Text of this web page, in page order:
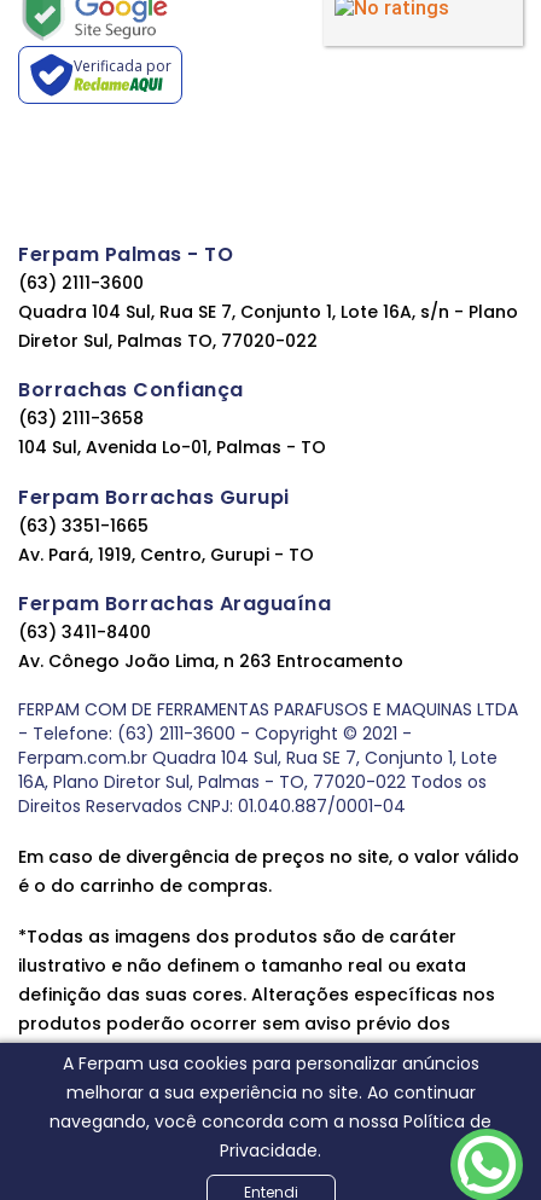
A Ferpam usa cookies para personalizar anúncios
melhorar a sua experiência no site. Ao continuar
navegando, você concorda com a nossa Política de
Privacidade.
Entendi
Verificada por
Ferpam Palmas - TO
(63) 2111-3600
Quadra 104 Sul, Rua SE 7, Conjunto 1, Lote 16A, s/n - Plano
Diretor Sul, Palmas TO, 77020-022
Borrachas Confiança
(63) 2111-3658
104 Sul, Avenida Lo-01, Palmas - TO
Ferpam Borrachas Gurupi
(63) 3351-1665
Av. Pará, 1919, Centro, Gurupi - TO
Ferpam Borrachas Araguaína
(63) 3411-8400
Av. Cônego João Lima, n 263 Entrocamento
FERPAM COM DE FERRAMENTAS PARAFUSOS E MAQUINAS LTDA
- Telefone: (63) 2111-3600 - Copyright © 2021 -
Ferpam.com.br Quadra 104 Sul, Rua SE 7, Conjunto 1, Lote
16A, Plano Diretor Sul, Palmas - TO, 77020-022 Todos os
Direitos Reservados CNPJ: 01.040.887/0001-04
Em caso de divergência de preços no site, o valor válido
é o do carrinho de compras.
*Todas as imagens dos produtos são de caráter
ilustrativo e não definem o tamanho real ou exata
definição das suas cores. Alterações específicas nos
produtos poderão ocorrer sem aviso prévio dos
fornecedores, qualquer dúvida sobre nossos produtos
entre em contato conosco.